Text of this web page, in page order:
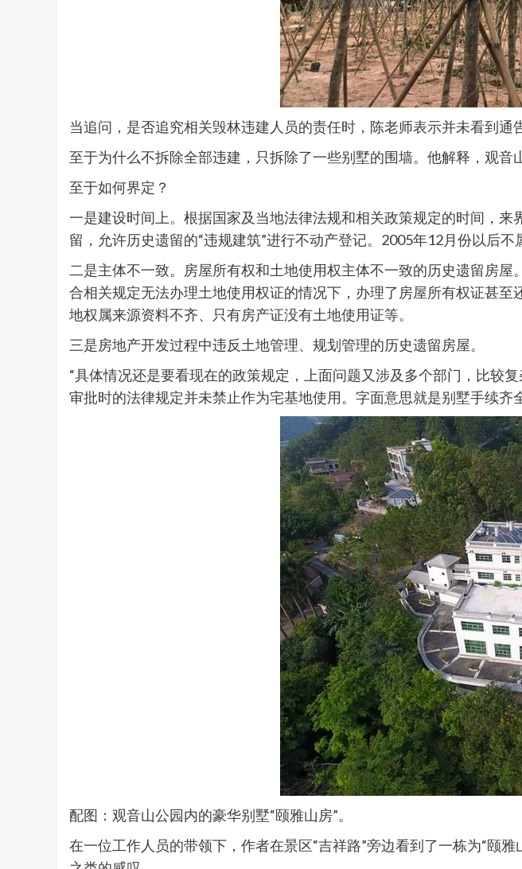
当追问，是否追究相关毁林违建人员的责任时，陈老师表示并未看到通
至于为什么不拆除全部违建，只拆除了一些别墅的围墙。他解释，观音
至于如何界定？
一是建设时间上。根据国家及当地法律法规和相关政策规定的时间，
留，允许历史遗留的“违规建筑”进行不动产登记。2005年12月份以后
二是主体不一致。房屋所有权和土地使用权主体不一致的历史遗留房
合相关规定无法办理土地使用权证的情况下，办理了房屋所有权证甚
地权属来源资料不齐、只有房产证没有土地使用证等。
三是房地产开发过程中违反土地管理、规划管理的历史遗留房屋。
“具体情况还是要看现在的政策规定，上面问题又涉及多个部门，比较
审批时的法律规定并未禁止作为宅基地使用。字面意思就是别墅手续齐
配图：观音山公园内的豪华别墅“颐雅山房”。
在一位工作人员的带领下，作者在景区“吉祥路”旁边看到了一栋为“颐